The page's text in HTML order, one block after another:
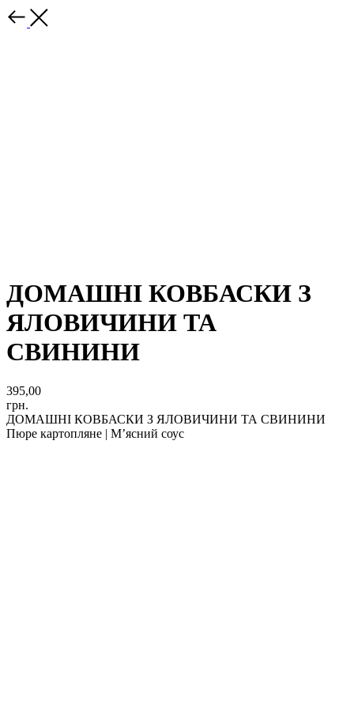
ДОМАШНІ КОВБАСКИ З
ЯЛОВИЧИНИ ТА
СВИНИНИ
395,00
грн.
ДОМАШНІ КОВБАСКИ З ЯЛОВИЧИНИ ТА СВИНИНИ
Пюре картопляне | Мʼясний соус